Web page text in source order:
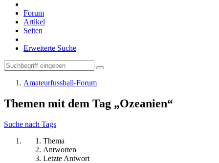
Forum
Artikel
Seiten
Erweiterte Suche
Amateurfussball-Forum
Themen mit dem Tag „Ozeanien“
Suche nach Tags
Thema
Antworten
Letzte Antwort